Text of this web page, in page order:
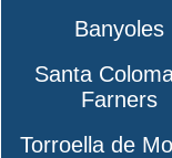
Banyoles
Santa
Farners
Torroella de